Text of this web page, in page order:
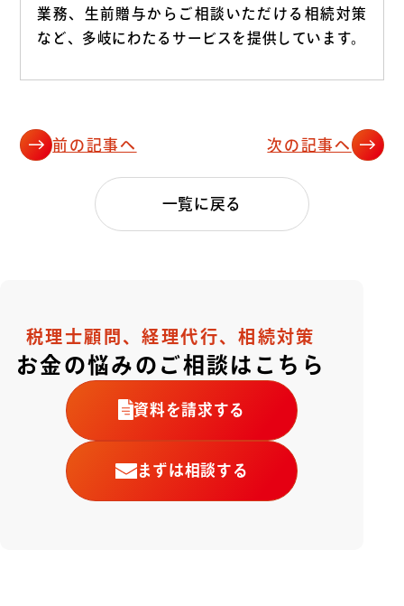
業務、生前贈与からご相談いただける相続対策
など、多岐にわたるサービスを提供しています。
前の記事へ
一覧に戻る
次の記事へ
税理士顧問、経理代行、相続対策
お金の悩みのご相談はこちら
資料を請求する
まずは相談する